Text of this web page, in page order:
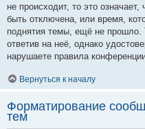
не происходит, то это
быть отключена, или время,
поднятия темы, ещё не прошло.
ответив на неё, однако
нарушаете правила
Вернуться к началу
Форматирование
тем